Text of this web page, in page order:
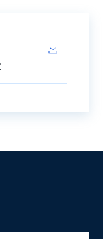
swiss-national-